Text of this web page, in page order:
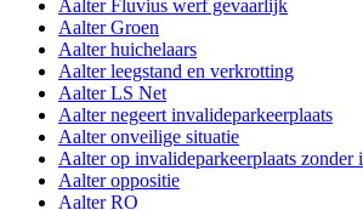
Aalter Fluvius werf gevaarlijk
Aalter Groen
Aalter huichelaars
Aalter leegstand en verkrotting
Aalter LS Net
Aalter negeert invalideparkeerplaats
Aalter onveilige situatie
Aalter op invalideparkeerplaats zonder
Aalter oppositie
Aalter RO